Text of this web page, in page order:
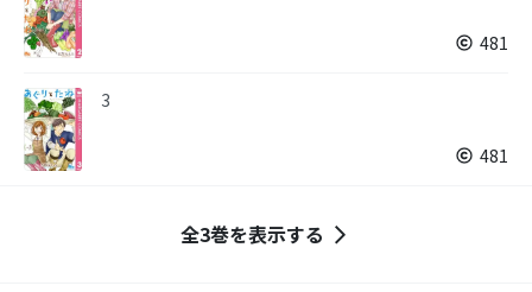
481
3
481
全3巻を表示する